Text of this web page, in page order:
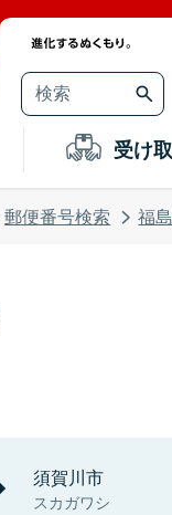
受け
郵便番号検索 福
須賀川市
スカガワシ